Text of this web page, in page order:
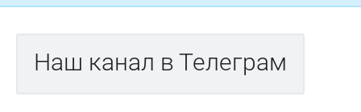
Наш канал в Телеграм